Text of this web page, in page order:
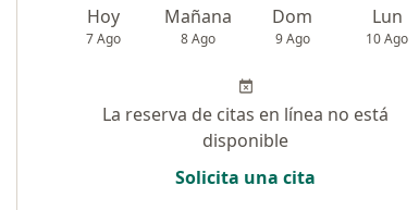
Hoy
7 Ago
Mañana
8 Ago
Dom
9 Ago
Lun
10 Ago
La reserva de citas en línea no está
disponible
Solicita una cita